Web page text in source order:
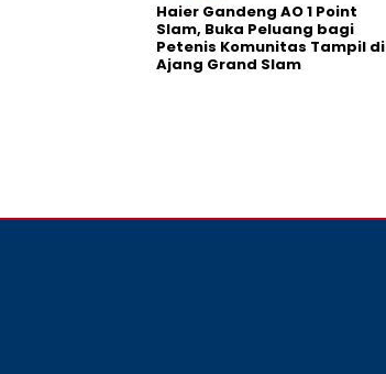
Haier Gandeng AO 1 Point
Slam, Buka Peluang bagi
Petenis Komunitas Tampil di
Ajang Grand Slam